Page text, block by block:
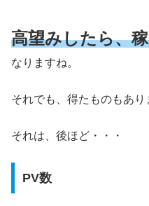
高望みしたら、
なりますね。
それでも、得たものもあり
それは、後ほど・・・
PV数